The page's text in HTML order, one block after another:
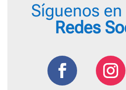
Síguenos
Redes